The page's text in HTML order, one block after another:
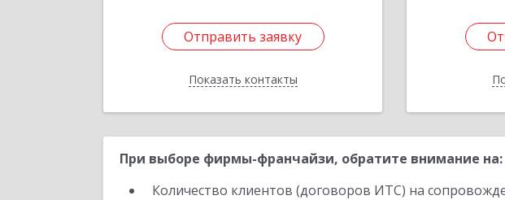
Отправить заявку
Показать контакты
Отправить заявку
Назад
При выборе фирмы-франчайзи, обратите внимание на:
Количество клиентов (договоров ИТС) на